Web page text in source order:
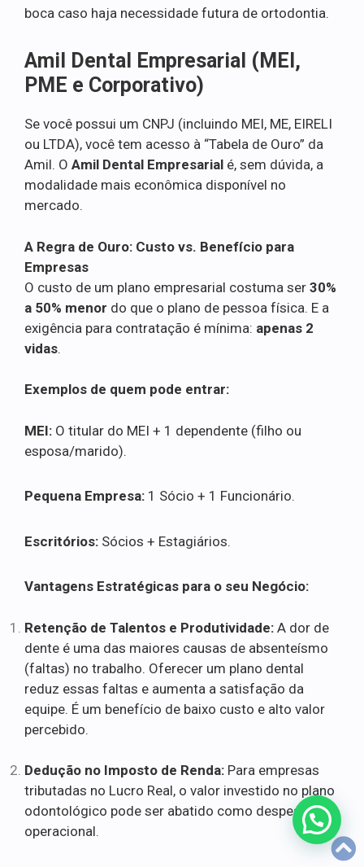
boca caso haja necessidade futura de ortodontia.
Amil Dental Empresarial (MEI,
PME e Corporativo)
Se você possui um CNPJ (incluindo MEI, ME, EIRELI
ou LTDA), você tem acesso à “Tabela de Ouro” da
Amil. O Amil Dental Empresarial é, sem dúvida, a
modalidade mais econômica disponível no
mercado.
A Regra de Ouro: Custo vs. Benefício para
Empresas
O custo de um plano empresarial costuma ser 30%
a 50% menor do que o plano de pessoa física. E a
exigência para contratação é mínima: apenas 2
vidas.
Exemplos de quem pode entrar:
MEI: O titular do MEI + 1 dependente (filho ou
esposa/marido).
Pequena Empresa: 1 Sócio + 1 Funcionário.
Escritórios: Sócios + Estagiários.
Vantagens Estratégicas para o seu Negócio:
Retenção de Talentos e Produtividade: A dor de
dente é uma das maiores causas de absenteísmo
(faltas) no trabalho. Oferecer um plano dental
reduz essas faltas e aumenta a satisfação da
equipe. É um benefício de baixo custo e alto valor
percebido.
Dedução no Imposto de Renda: Para empresas
tributadas no Lucro Real, o valor investido no plano
odontológico pode ser abatido como despesa
operacional.